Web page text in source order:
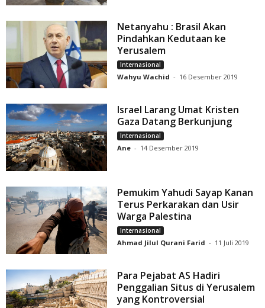
Netanyahu : Brasil Akan
Pindahkan Kedutaan ke
Yerusalem
Internasional
Wahyu Wachid - 16 Desember 2019
Israel Larang Umat Kristen
Gaza Datang Berkunjung
Internasional
Ane - 14 Desember 2019
Pemukim Yahudi Sayap Kanan
Terus Perkarakan dan Usir
Warga Palestina
Internasional
Ahmad Jilul Qurani Farid - 11 Juli 2019
Para Pejabat AS Hadiri
Penggalian Situs di Yerusalem
yang Kontroversial